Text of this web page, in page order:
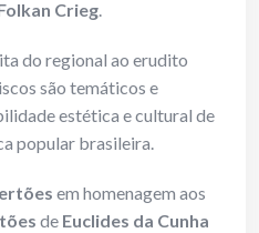
Crieg.
do regional ao erudito
são temáticos e
estética e cultural de
popular brasileira.
em homenagem aos
de Euclides da Cunha